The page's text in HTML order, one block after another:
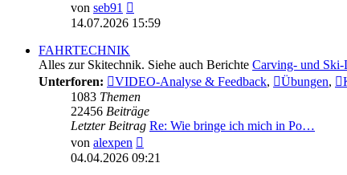
von seb91
Beitrag
14.07.2026 15:59
FAHRTECHNIK
Alles zur Skitechnik. Siehe auch Berichte Carving- und Ski-
Unterforen:
VIDEO-Analyse & Feedback, Übungen,
1083 Themen
22456 Beiträge
Letzter Beitrag Re: Wie bringe ich mich in Po…
von alexpen
Beitrag
04.04.2026 09:21